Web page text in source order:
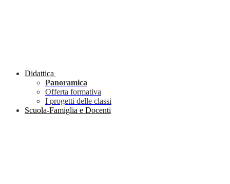
Didattica
Panoramica
Offerta formativa
I progetti delle classi
Scuola-Famiglia e Docenti